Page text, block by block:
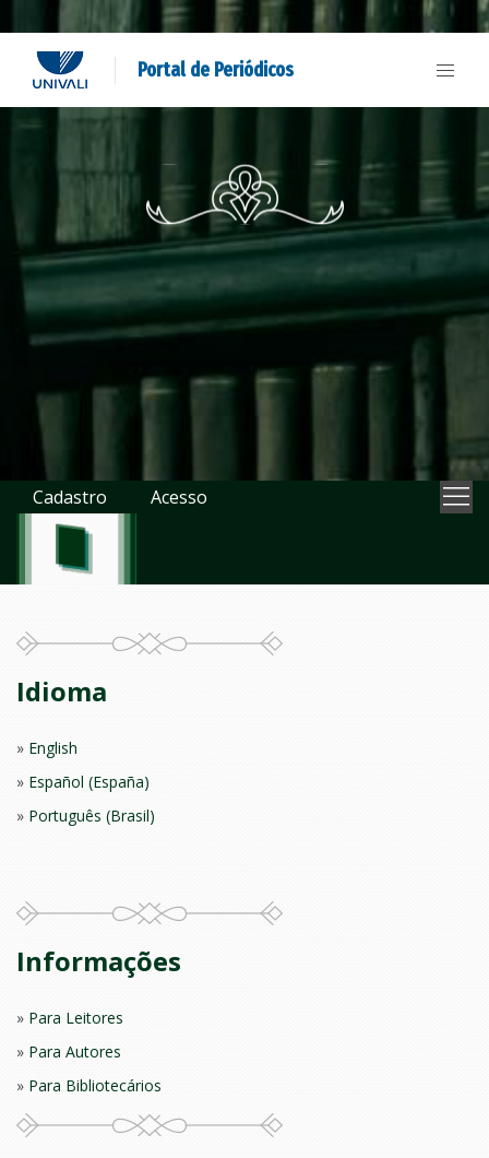
Portal de Periódicos
Cadastro Acesso
Idioma
English
Español (España)
Português (Brasil)
Informações
Para Leitores
Para Autores
Para Bibliotecários